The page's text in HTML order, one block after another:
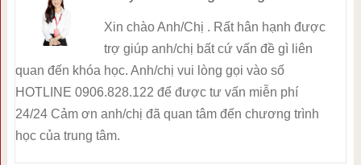
Xin chào Anh/Chị . Rất hân hạnh được
trợ giúp anh/chị bất cứ vấn đề gì liên
quan đến khóa học. Anh/chị vui lòng gọi vào số
HOTLINE 0906.828.122 để được tư vấn miễn phí
24/24 Cảm ơn anh/chị đã quan tâm đến chương trình
học của trung tâm.